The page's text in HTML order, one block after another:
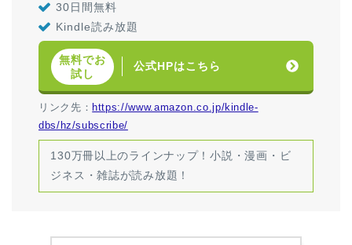
30日間無料
Kindle読み放題
無料でお
試し
公式HPはこちら
リンク先： https://www.amazon.co.jp/kindle-
dbs/hz/subscribe/
130万冊以上のラインナップ！小説・漫画・ビ
ジネス・雑誌が読み放題！